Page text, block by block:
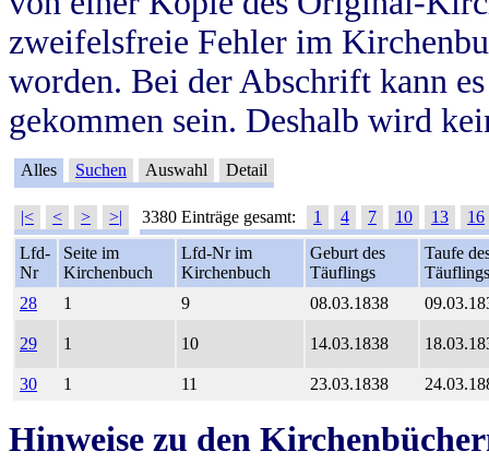
zweifelsfreie Fehler im
worden. Bei der Abschrift kann
gekommen sein. Deshalb wird
Alles Suchen Auswahl Detail
|< < > >| 3380 Einträge gesamt: 1 4 7 10 13
16
Lfd-
Nr
Seite im
Kirchenbuch
Lfd-Nr im
Kirchenbuch
Geburt des
Täuflings
Taufe
Täuflings
28
1 9 08.03.1838
29 1 10 14.03.1838
30 1 11 23.03.1838
Hinweise zu den